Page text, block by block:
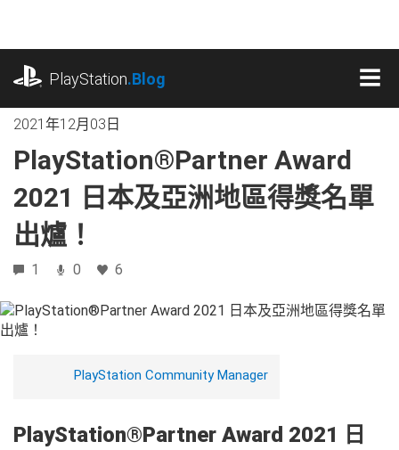
內
PlayStation.Blog
2021年12月03日
PlayStation®Partner Award
2021 日本及亞洲地區得獎名單
出爐！
1 0 6
PlayStation Community Manager
PlayStation®Partner Award 2021 日